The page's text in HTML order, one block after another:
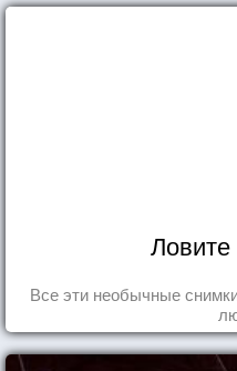
Все эти необычные